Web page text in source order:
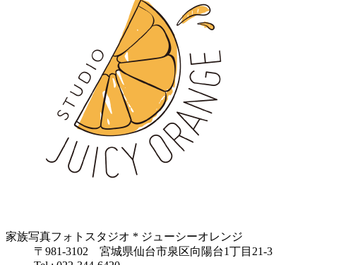
家族写真フォトスタジオ * ジューシーオレンジ
〒981-3102 宮城県仙台市泉区向陽台1丁目21-3